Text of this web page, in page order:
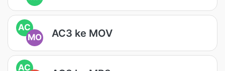
AC
MO
AC3 ke MOV
AC